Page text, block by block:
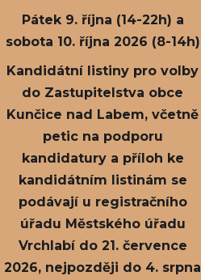
Pátek 9. října (14-22h) a
sobota 10. října 2026 (8-14h)
Kandidátní listiny pro volby
do Zastupitelstva obce
Kunčice nad Labem, včetně
petic na podporu
kandidatury a příloh ke
kandidátním listinám se
podávají u registračního
úřadu Městského úřadu
Vrchlabí do 21. července
2026, nejpozději do 4. srpna